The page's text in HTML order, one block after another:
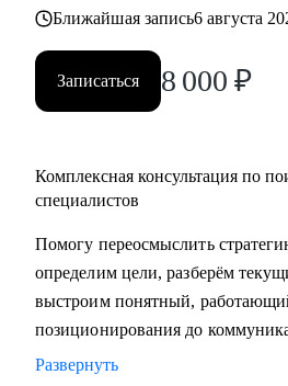
Ближайшая запись6 августа
Записаться 8 000 ₽
Комплексная консультация по
специалистов
Помогу переосмыслить
определим цели, разберём
выстроим понятный,
позиционирования до
Развернуть